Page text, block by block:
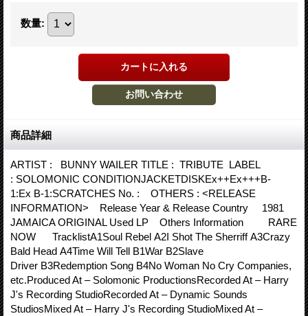
数量:
商品詳細
ARTIST : BUNNY WAILER TITLE : TRIBUTE LABEL
: SOLOMONIC CONDITIONJACKETDISKEx++Ex+++B-
1:Ex B-1:SCRATCHES No. : OTHERS : <RELEASE
INFORMATION> Release Year & Release Country 1981
JAMAICA ORIGINAL Used LP Others Information RARE
NOW TracklistA1Soul Rebel A2I Shot The Sherriff A3Crazy
Bald Head A4Time Will Tell B1War B2Slave
Driver B3Redemption Song B4No Woman No Cry Companies,
etc.Produced At – Solomonic ProductionsRecorded At – Harry
J's Recording StudioRecorded At – Dynamic Sounds
StudiosMixed At – Harry J's Recording StudioMixed At –